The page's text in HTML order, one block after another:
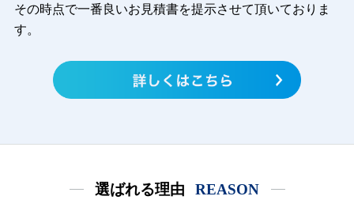
その時点で一番良いお見積書を提示させて頂いておりま
す。
選ばれる理由 REASON